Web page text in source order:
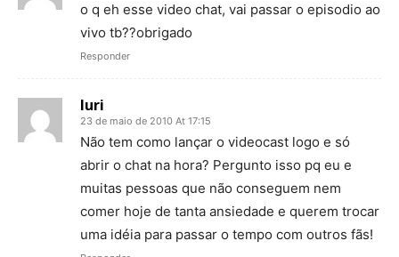
o q eh esse video chat, vai passar o episodio ao
vivo tb??obrigado
Responder
Iuri
23 de maio de 2010 At 17:15
Não tem como lançar o videocast logo e só
abrir o chat na hora? Pergunto isso pq eu e
muitas pessoas que não conseguem nem
comer hoje de tanta ansiedade e querem trocar
uma idéia para passar o tempo com outros fãs!